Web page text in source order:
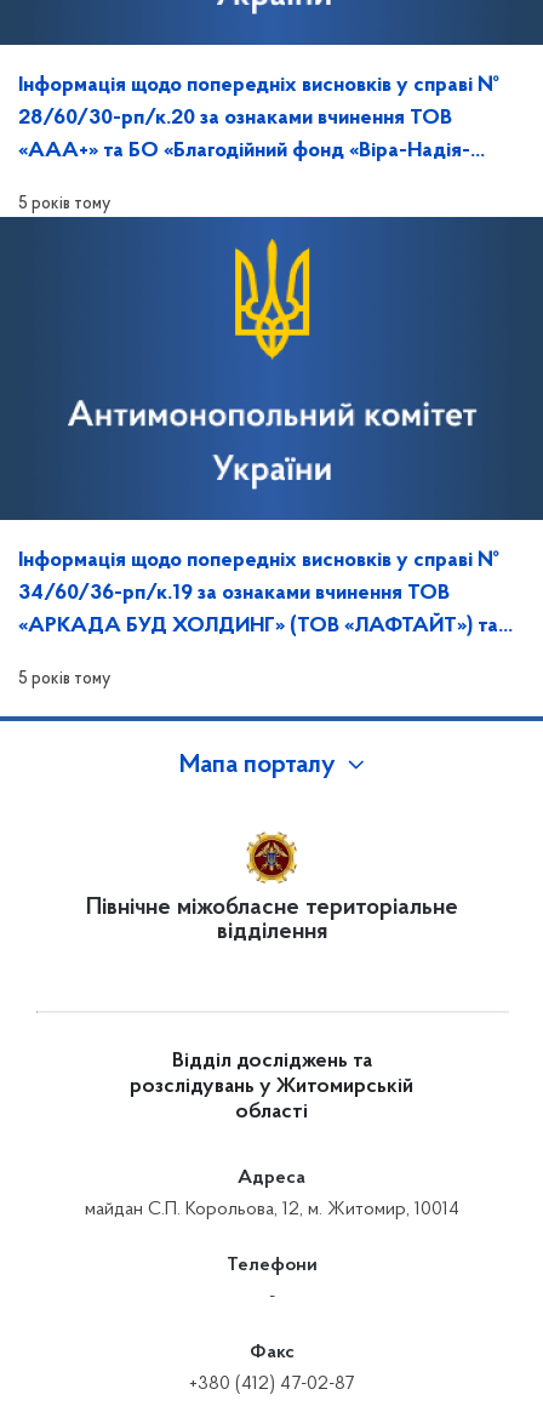
Інформація щодо попередніх висновків у справі №
28/60/30-рп/к.20 за ознаками вчинення ТОВ
«ААА+» та БО «Благодійний фонд «Віра-Надія-
5 років тому
Інформація щодо попередніх висновків у справі №
34/60/36-рп/к.19 за ознаками вчинення ТОВ
«АРКАДА БУД ХОЛДИНГ» (ТОВ «ЛАФТАЙТ») та
5 років тому
Мапа порталу
Північне міжобласне територіальне
відділення
Відділ досліджень та
розслідувань у Житомирській
області
Адреса
майдан С.П. Корольова, 12, м. Житомир, 10014
Телефони
-
Факс
+380 (412) 47-02-87